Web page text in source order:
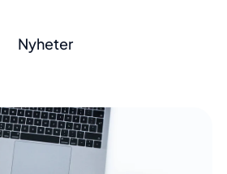
Nyheter